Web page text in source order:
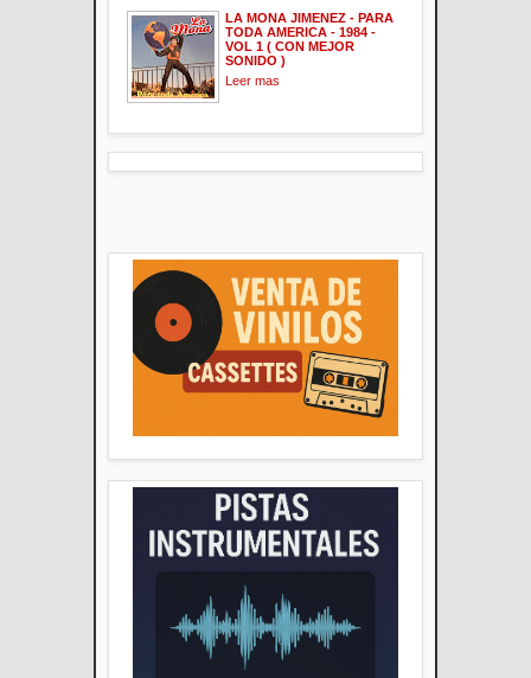
LA MONA JIMENEZ - PARA
TODA AMERICA - 1984 -
VOL 1 ( CON MEJOR
SONIDO )
Leer mas